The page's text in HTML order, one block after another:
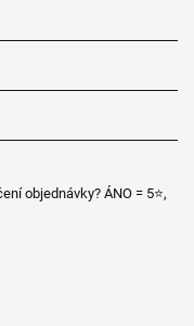
objednávky? ÁNO = 5⭐,